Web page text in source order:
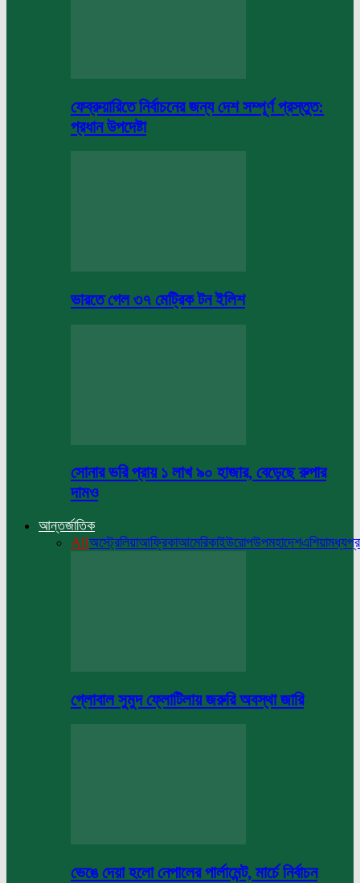
ফেব্রুয়ারিতে নির্বাচনের জন্য দেশ সম্পূর্ণ প্রস্তুত:
প্রধান উপদেষ্টা
ভারতে গেল ৩৭ মেট্রিক টন ইলিশ
সোনার ভরি প্রায় ১ লাখ ৯০ হাজার, বেড়েছে রুপার
দামও
আন্তর্জাতিক
Allঅস্ট্রেলিয়াআফ্রিকাআমেরিকাইউরোপউপমহাদেশএশিয়া
গ্লোবাল সুমুদ ফ্লোটিলায় জরুরি অবস্থা জারি
ভেঙে দেয়া হলো নেপালের পার্লামেন্ট, মার্চে নির্বাচন